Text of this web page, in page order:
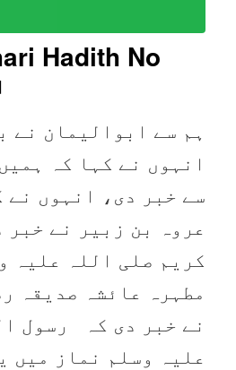
Hadith No
ہم سے ابوالیمان نے
انہوں نے کہا کہ
سے خبر دی، انہوں نے
عروہ بن زبیر نے خبر
کریم صلی اللہ علیہ
مطہرہ عائشہ صدیقہ
نے خبر دی کہ رسول
علیہ وسلم نماز میں